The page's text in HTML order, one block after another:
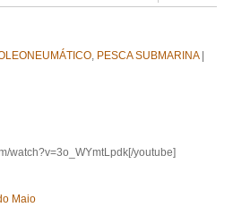
, PESCA SUBMARINA|
watch?v=3o_WYmtLpdk[/youtube]
Maio